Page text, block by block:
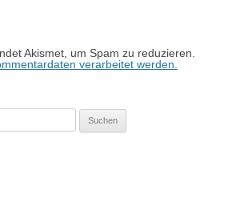
Akismet, um Spam zu reduzieren.
verarbeitet werden.